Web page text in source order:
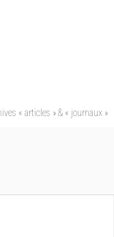
« articles » & « journaux »